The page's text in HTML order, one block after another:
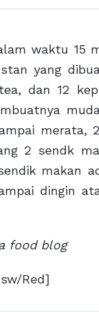
waktu 15
yang
dan 12
2 sendk
makan
dingin
food blog
Red]